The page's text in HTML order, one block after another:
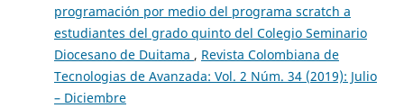
programación por medio del programa scratch a
estudiantes del grado quinto del Colegio Seminario
Diocesano de Duitama , Revista Colombiana de
Tecnologias de Avanzada: Vol. 2 Núm. 34 (2019): Julio
– Diciembre